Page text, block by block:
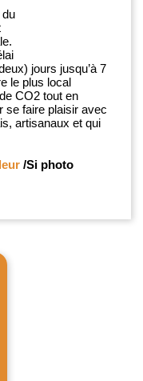
jours jusqu’à 7
le plus local
CO2 tout en
se faire plaisir avec
artisanaux et qui
/Si photo